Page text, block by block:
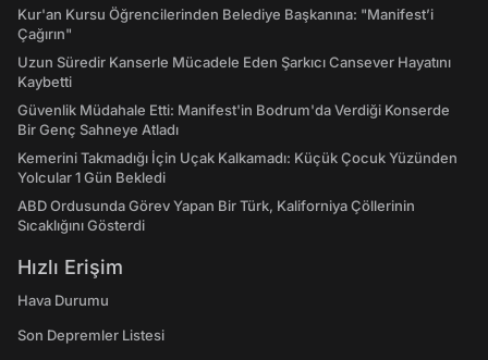
Kur'an Kursu Öğrencilerinden Belediye Başkanına: "Manifest’i
Çağırın"
Uzun Süredir Kanserle Mücadele Eden Şarkıcı Cansever Hayatını
Kaybetti
Güvenlik Müdahale Etti: Manifest'in Bodrum'da Verdiği Konserde
Bir Genç Sahneye Atladı
Kemerini Takmadığı İçin Uçak Kalkamadı: Küçük Çocuk Yüzünden
Yolcular 1 Gün Bekledi
ABD Ordusunda Görev Yapan Bir Türk, Kaliforniya Çöllerinin
Sıcaklığını Gösterdi
Hızlı Erişim
Hava Durumu
Son Depremler Listesi